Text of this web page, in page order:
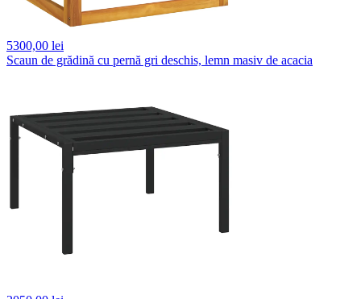
5300,00 lei
Scaun de grădină cu pernă gri deschis, lemn masiv de acacia